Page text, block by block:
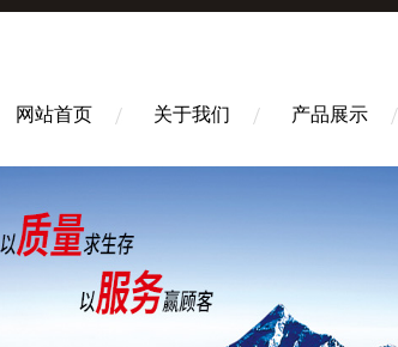
网站首页 关于我们 产品展示